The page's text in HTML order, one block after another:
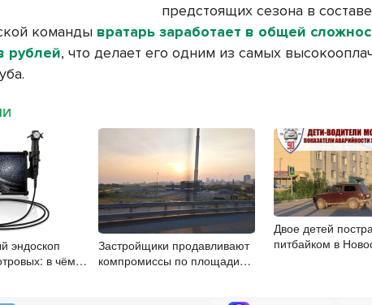
предстоящих сезона в составе
команды вратарь заработает в общей
рублей, что делает его одним из самых
эндоскоп
в чём
Застройщики продавливают
компромиссы по площади
Двое детей
питбайком в